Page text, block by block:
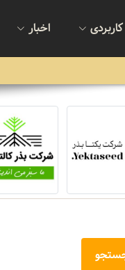
کاربردی اخبار